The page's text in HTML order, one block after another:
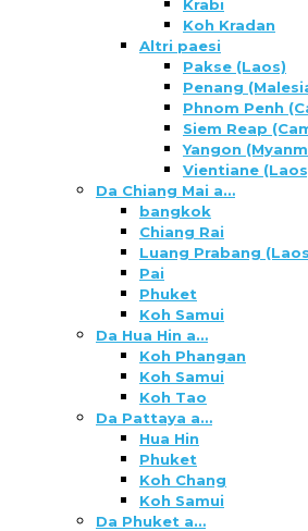
Krabi
Koh Kradan
Altri paesi
Pakse (Laos)
Penang
Phnom Penh
Siem Reap
Yangon
Vientiane
Da Chiang Mai a…
bangkok
Chiang Rai
Luang Prabang
Pai
Phuket
Koh Samui
Da Hua Hin a…
Koh Phangan
Koh Samui
Koh Tao
Da Pattaya a…
Hua Hin
Phuket
Koh Chang
Koh Samui
Da Phuket a…